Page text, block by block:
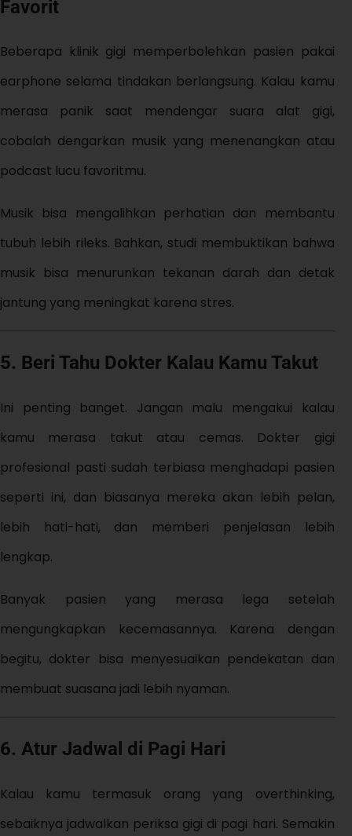
Favorit
Beberapa klinik gigi memperbolehkan pasien pakai
earphone selama tindakan berlangsung. Kalau kamu
merasa panik saat mendengar suara alat gigi,
cobalah dengarkan musik yang menenangkan atau
podcast lucu favoritmu.
Musik bisa mengalihkan perhatian dan membantu
tubuh lebih rileks. Bahkan, studi membuktikan bahwa
musik bisa menurunkan tekanan darah dan detak
jantung yang meningkat karena stres.
5. Beri Tahu Dokter Kalau Kamu Takut
Ini penting banget. Jangan malu mengakui kalau
kamu merasa takut atau cemas. Dokter gigi
profesional pasti sudah terbiasa menghadapi pasien
seperti ini, dan biasanya mereka akan lebih pelan,
lebih hati-hati, dan memberi penjelasan lebih
lengkap.
Banyak pasien yang merasa lega setelah
mengungkapkan kecemasannya. Karena dengan
begitu, dokter bisa menyesuaikan pendekatan dan
membuat suasana jadi lebih nyaman.
6. Atur Jadwal di Pagi Hari
Kalau kamu termasuk orang yang overthinking,
sebaiknya jadwalkan periksa gigi di pagi hari. Semakin